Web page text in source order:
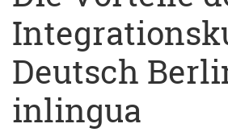
Deutsch
inlingua